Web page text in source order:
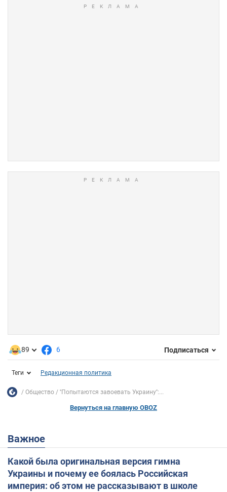
89 6 Подписаться
Теги Редакционная политика
Общество ''Попытаются завоевать Украину'':...
Вернуться на главную OBOZ
Важное
Какой была оригинальная версия гимна
Украины и почему ее боялась Российская
империя: об этом не рассказывают в школе